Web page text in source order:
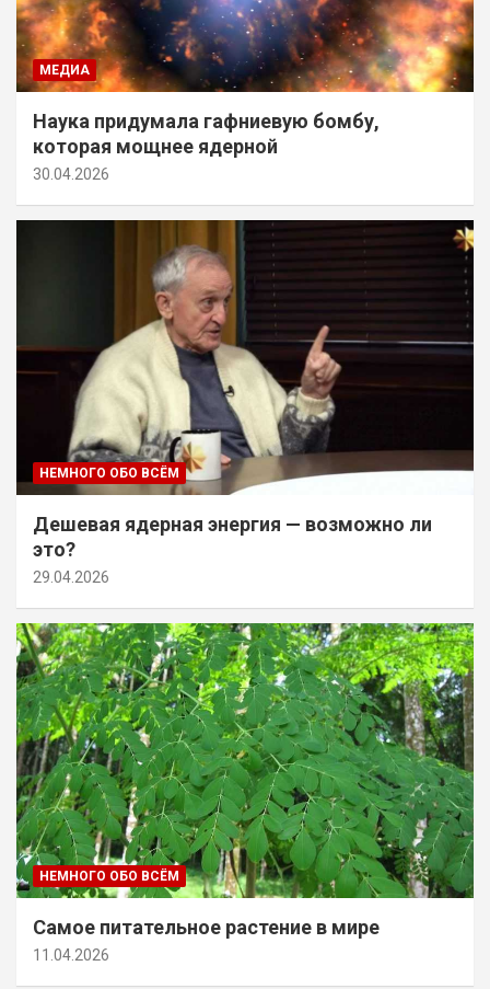
МЕДИА
Наука придумала гафниевую бомбу,
которая мощнее ядерной
30.04.2026
НЕМНОГО ОБО ВСЁМ
Дешевая ядерная энергия — возможно ли
это?
29.04.2026
НЕМНОГО ОБО ВСЁМ
Самое питательное растение в мире
11.04.2026